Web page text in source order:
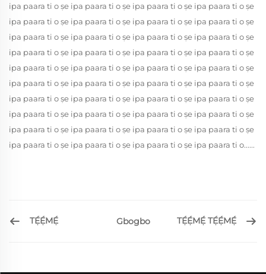
ipa paara ti o ṣe ipa paara ti o ṣe ipa paara ti o ṣe ipa paara ti o ṣe
ipa paara ti o ṣe ipa paara ti o ṣe ipa paara ti o ṣe ipa paara ti o ṣe
ipa paara ti o ṣe ipa paara ti o ṣe ipa paara ti o ṣe ipa paara ti o ṣe
ipa paara ti o ṣe ipa paara ti o ṣe ipa paara ti o ṣe ipa paara ti o ṣe
ipa paara ti o ṣe ipa paara ti o ṣe ipa paara ti o ṣe ipa paara ti o ṣe
ipa paara ti o ṣe ipa paara ti o ṣe ipa paara ti o ṣe ipa paara ti o ṣe
ipa paara ti o ṣe ipa paara ti o ṣe ipa paara ti o ṣe ipa paara ti o ṣe
ipa paara ti o ṣe ipa paara ti o ṣe ipa paara ti o ṣe ipa paara ti o ṣe
ipa paara ti o ṣe ipa paara ti o ṣe ipa paara ti o ṣe ipa paara ti o ṣe
ipa paara ti o ṣe ipa paara ti o ṣe ipa paara ti o ṣe ipa paara ti o......
TẸ́Ẹ́MẸ́ Gbogbo TẸ́Ẹ́MẸ́ TẸ́Ẹ́MẸ́